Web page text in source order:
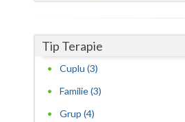
Valcea
Vaslui
Vrancea
Tip Terapie
Cuplu (3)
Familie (3)
Grup (4)